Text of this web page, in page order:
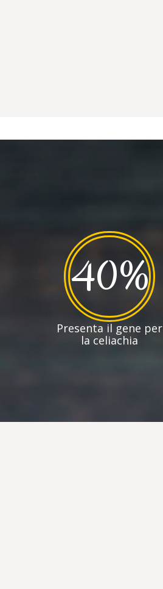
40%
Presenta il gene per
la celiachia